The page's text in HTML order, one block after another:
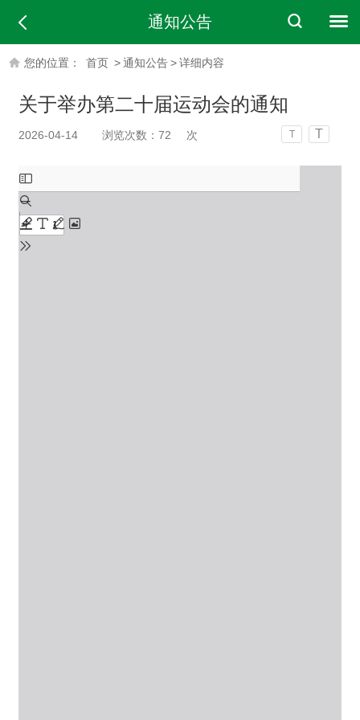
通知公告
您的位置： 首页 >通知公告>详细内容
关于举办第二十届运动会的通知
2026-04-14 浏览次数： 72 次 T T